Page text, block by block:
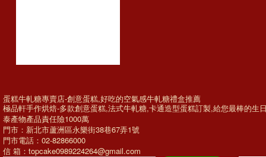
蛋糕牛軋糖專賣店-創意蛋糕,好吃的空氣感牛軋糖禮盒推薦
極品軒手作烘焙-多款創意蛋糕,法式牛軋糖,卡通造型蛋糕訂製,給您最棒的生
泰產物產品責任險1000萬
門市：新北市蘆洲區永樂街38巷67弄1號
門市電話：02-82866000
信 箱：topcake0989224264@gmail.com